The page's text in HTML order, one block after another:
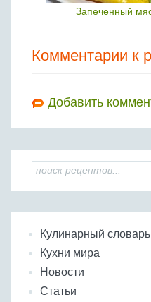
Запеченный
Комментарии к
Добавить
Кулинарный словарь
Кухни мира
Новости
Статьи